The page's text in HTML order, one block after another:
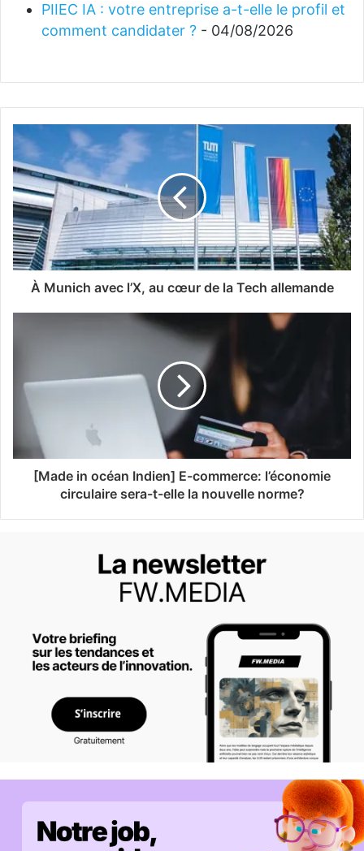
PIIEC IA : votre entreprise a-t-elle le profil et
comment candidater ? - 04/08/2026
À Munich avec l’X, au cœur de la Tech allemande
[Made in océan Indien] E-commerce: l’économie
circulaire sera-t-elle la nouvelle norme?